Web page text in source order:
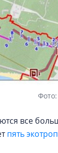
все
пять экотроп